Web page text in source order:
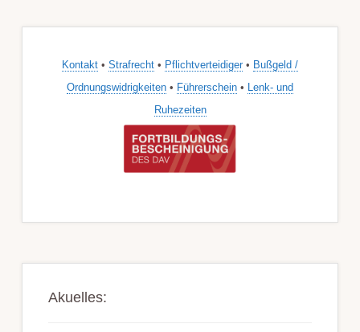
Kontakt • Strafrecht • Pflichtverteidiger • Bußgeld /
Ordnungswidrigkeiten • Führerschein • Lenk- und
Ruhezeiten
Akuelles: